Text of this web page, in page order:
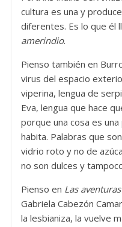
cultura es una y
diferentes. Es lo que él
amerindio.
Pienso también en
virus del espacio
viperina, lengua de
Eva, lengua que hace
porque una cosa es
habita. Palabras que
vidrio roto y no de
no son dulces y
Pienso en Las
Gabriela Cabezón
la lesbianiza, la vuelve